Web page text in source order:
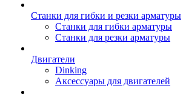
Станки для гибки и резки арматуры
Станки для гибки арматуры
Станки для резки арматуры
Двигатели
Dinking
Аксессуары для двигателей